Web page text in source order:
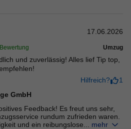
17.06.2026
Umzug
und zuverlässig! Alles lief Tip top,
Hilfreich?
1
GmbH
Feedback! Es freut uns sehr,
rundum zufrieden waren.
und ein reibungslose... mehr